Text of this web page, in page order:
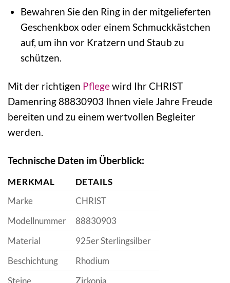
Bewahren Sie den Ring in der mitgelieferten
Geschenkbox oder einem Schmuckkästchen
auf, um ihn vor Kratzern und Staub zu
schützen.
Mit der richtigen Pflegewird Ihr CHRIST
Damenring 88830903 Ihnen viele Jahre Freude
bereiten und zu einem wertvollen Begleiter
werden.
Technische Daten im Überblick:
MERKMAL
DETAILS
Marke
CHRIST
Modellnummer
88830903
Material
925er Sterlingsilber
Beschichtung
Rhodium
Steine
Zirkonia